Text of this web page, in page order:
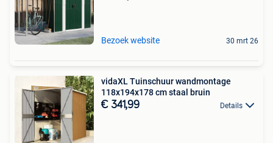
Bezoek website 30 mrt 26
vidaXL Tuinschuur wandmontage
118x194x178 cm staal bruin
€ 341,99 Details